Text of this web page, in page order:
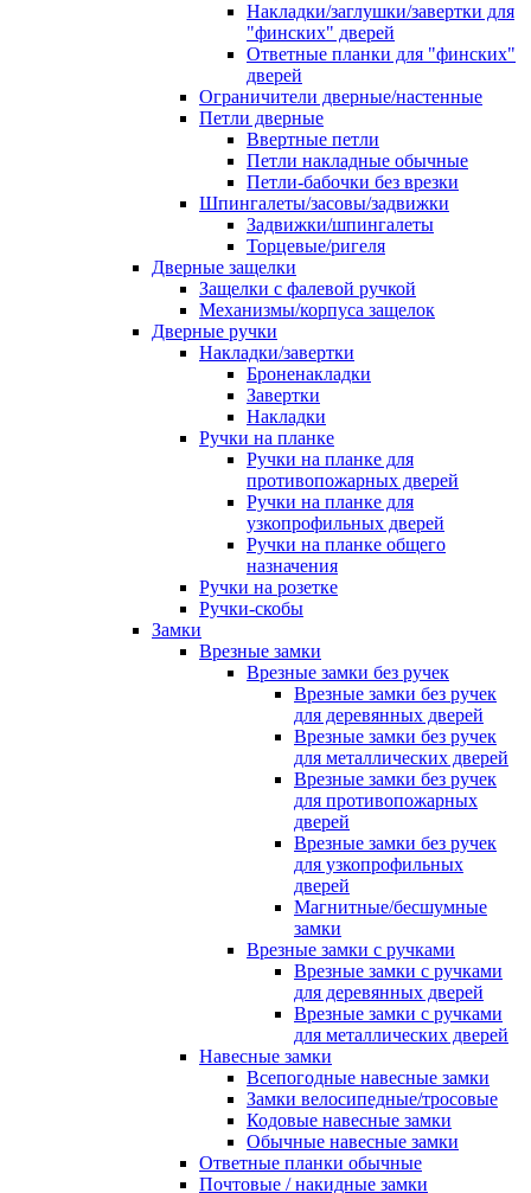
Накладки/заглушки/завертки для
"финских" дверей
Ответные планки для "финских"
дверей
Ограничители дверные/настенные
Петли дверные
Ввертные петли
Петли накладные обычные
Петли-бабочки без врезки
Шпингалеты/засовы/задвижки
Задвижки/шпингалеты
Торцевые/ригеля
Дверные защелки
Защелки с фалевой ручкой
Механизмы/корпуса защелок
Дверные ручки
Накладки/завертки
Броненакладки
Завертки
Накладки
Ручки на планке
Ручки на планке для
противопожарных дверей
Ручки на планке для
узкопрофильных дверей
Ручки на планке общего
назначения
Ручки на розетке
Ручки-скобы
Замки
Врезные замки
Врезные замки без ручек
Врезные замки без ручек
для деревянных дверей
Врезные замки без ручек
для металлических дверей
Врезные замки без ручек
для противопожарных
дверей
Врезные замки без ручек
для узкопрофильных
дверей
Магнитные/бесшумные
замки
Врезные замки с ручками
Врезные замки с ручками
для деревянных дверей
Врезные замки с ручками
для металлических дверей
Навесные замки
Всепогодные навесные замки
Замки велосипедные/тросовые
Кодовые навесные замки
Обычные навесные замки
Ответные планки обычные
Почтовые / накидные замки